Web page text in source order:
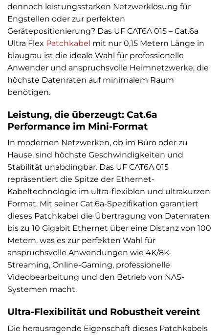
dennoch leistungsstarken Netzwerklösung für
Engstellen oder zur perfekten
Gerätepositionierung? Das UF CAT6A 015 – Cat.6a
Ultra Flex Patchkabel mit nur 0,15 Metern Länge in
blaugrau ist die ideale Wahl für professionelle
Anwender und anspruchsvolle Heimnetzwerke, die
höchste Datenraten auf minimalem Raum
benötigen.
Leistung, die überzeugt: Cat.6a
Performance im Mini-Format
In modernen Netzwerken, ob im Büro oder zu
Hause, sind höchste Geschwindigkeiten und
Stabilität unabdingbar. Das UF CAT6A 015
repräsentiert die Spitze der Ethernet-
Kabeltechnologie im ultra-flexiblen und ultrakurzen
Format. Mit seiner Cat.6a-Spezifikation garantiert
dieses Patchkabel die Übertragung von Datenraten
bis zu 10 Gigabit Ethernet über eine Distanz von 100
Metern, was es zur perfekten Wahl für
anspruchsvolle Anwendungen wie 4K/8K-
Streaming, Online-Gaming, professionelle
Videobearbeitung und den Betrieb von NAS-
Systemen macht.
Ultra-Flexibilität und Robustheit vereint
Die herausragende Eigenschaft dieses Patchkabels